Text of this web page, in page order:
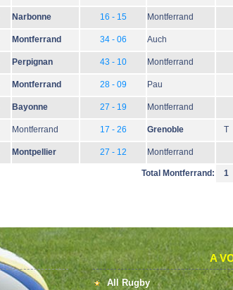
Narbonne 16 - 15 Montferrand
Montferrand 34 - 06 Auch
Perpignan 43 - 10 Montferrand
Montferrand 28 - 09 Pau
Bayonne 27 - 19 Montferrand
Montferrand 17 - 26 Grenoble T
Montpellier 27 - 12 Montferrand
Total Montferrand: 1
A
All Rugby